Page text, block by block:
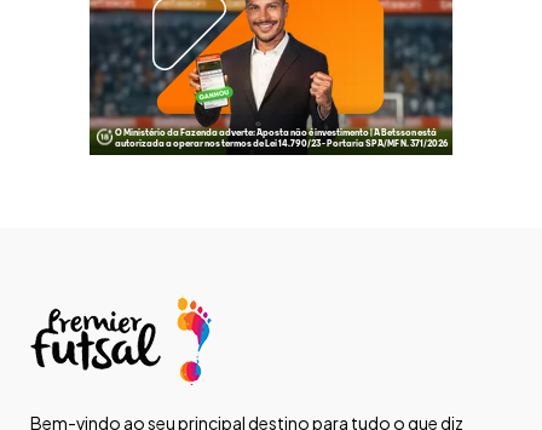
Bem-vindo ao seu principal destino para tudo o que diz